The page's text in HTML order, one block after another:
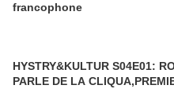
francophone
HYSTRY&KULTUR S04E01:
PARLE DE LA